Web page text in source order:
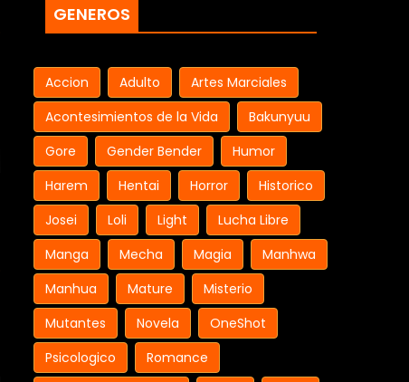
GENEROS
Accion Adulto
Artes Marciales
Acontesimientos de la Vida
Bakunyuu
Gore
Gender Bender
Humor
Harem
Hentai Horror
Historico
Josei
Loli Light
Lucha Libre
Manga
Mecha Magia
Manhwa
Manhua
Mature
Misterio
Mutantes
Novela
OneShot
Psicologico
Romance